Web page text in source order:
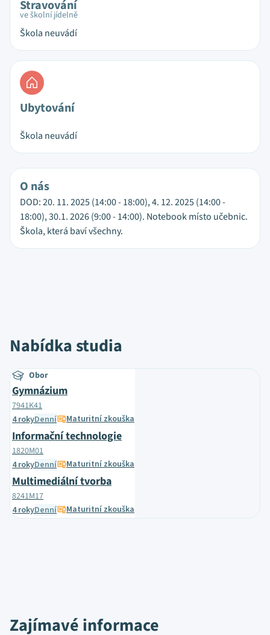
Stravování
ve školní jídelně
Škola neuvádí
Ubytování
Škola neuvádí
O nás
DOD: 20. 11. 2025 (14:00 - 18:00), 4. 12. 2025 (14:00 -
18:00), 30.1. 2026 (9:00 - 14:00). Notebook místo učebnic.
Škola, která baví všechny.
Nabídka studia
Obor
Gymnázium
7941K41
4 rokyDenní Maturitní zkouška
Informační technologie
1820M01
4 rokyDenní Maturitní zkouška
Multimediální tvorba
8241M17
4 rokyDenní Maturitní zkouška
Zajímavé informace